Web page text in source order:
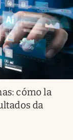
cómo la
da